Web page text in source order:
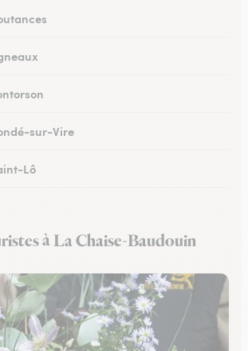
sur-Vire
Lô
à La Chaise-Baudouin